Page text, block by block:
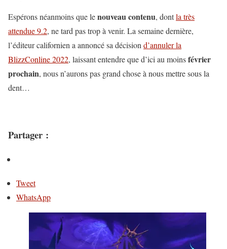
Espérons néanmoins que lenouveaucontenu, dontla très
attendue 9.2, ne tard pas trop à venir. La semaine dernière,
l’éditeur californien a annoncé sa décision d’annuler la
BlizzConline 2022, laissant entendre que d’ici au moinsfévrier
prochain, nous n’aurons pas grand chose à nous mettre sous la
dent…
Partager :
Tweet
WhatsApp